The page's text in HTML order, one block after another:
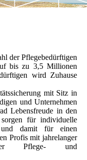
der Pflegebedürftigen
bis zu 3,5 Millionen
wird Zuhause
mit Sitz in
und Unternehmen
Lebensfreude in den
für individuelle
und damit für einen
Profis mit jahrelanger
Pflege- und